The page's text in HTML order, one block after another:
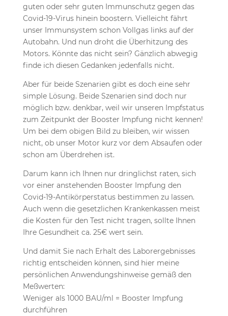
guten oder sehr guten Immunschutz gegen das
Covid-19-Virus hinein boostern. Vielleicht fährt
unser Immunsystem schon Vollgas links auf der
Autobahn. Und nun droht die Überhitzung des
Motors. Könnte das nicht sein? Gänzlich abwegig
finde ich diesen Gedanken jedenfalls nicht.
Aber für beide Szenarien gibt es doch eine sehr
simple Lösung. Beide Szenarien sind doch nur
möglich bzw. denkbar, weil wir unseren Impfstatus
zum Zeitpunkt der Booster Impfung nicht kennen!
Um bei dem obigen Bild zu bleiben, wir wissen
nicht, ob unser Motor kurz vor dem Absaufen oder
schon am Überdrehen ist.
Darum kann ich Ihnen nur dringlichst raten, sich
vor einer anstehenden Booster Impfung den
Covid-19-Antikörperstatus bestimmen zu lassen.
Auch wenn die gesetzlichen Krankenkassen meist
die Kosten für den Test nicht tragen, sollte Ihnen
Ihre Gesundheit ca. 25€ wert sein.
Und damit Sie nach Erhalt des Laborergebnisses
richtig entscheiden können, sind hier meine
persönlichen Anwendungshinweise gemäß den
Meßwerten:
Weniger als 1000 BAU/ml = Booster Impfung
durchführen